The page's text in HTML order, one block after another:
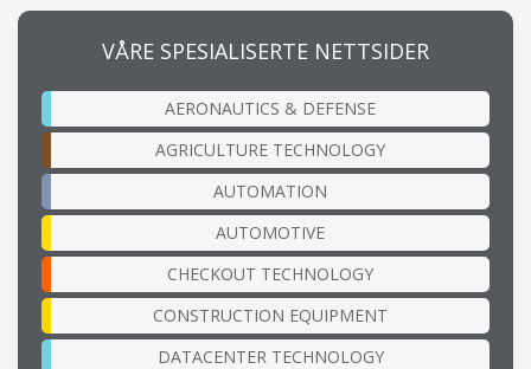
VÅRE SPESIALISERTE NETTSIDER
AERONAUTICS & DEFENSE
AGRICULTURE TECHNOLOGY
AUTOMATION
AUTOMOTIVE
CHECKOUT TECHNOLOGY
CONSTRUCTION EQUIPMENT
DATACENTER TECHNOLOGY